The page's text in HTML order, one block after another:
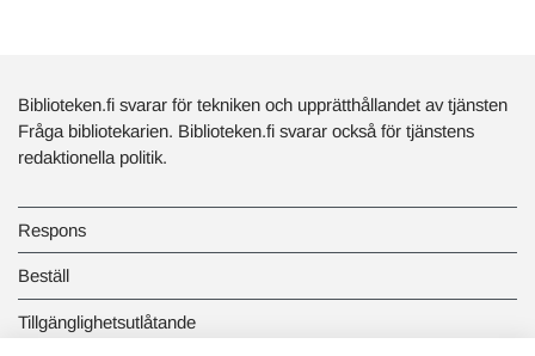
Biblioteken.fi svarar för tekniken och upprätthållandet av tjänsten
Fråga bibliotekarien. Biblioteken.fi svarar också för tjänstens
redaktionella politik.
Respons
Beställ
Tillgänglighetsutlåtande